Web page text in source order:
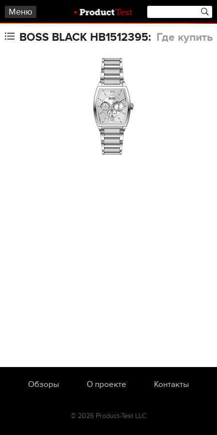
Меню
BOSS BLACK HB1512395: Где купить
Обзоры О проекте Контакты
© 2026 Product-Test LLC